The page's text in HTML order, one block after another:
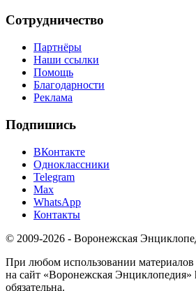
Сотрудничество
Партнёры
Наши ссылки
Помощь
Благодарности
Реклама
Подпишись
ВКонтакте
Одноклассники
Telegram
Max
WhatsApp
Контакты
© 2009-2026 - Воронежская
При любом использовании материалов
на сайт «Воронежская Энциклопедия»
обязательна.